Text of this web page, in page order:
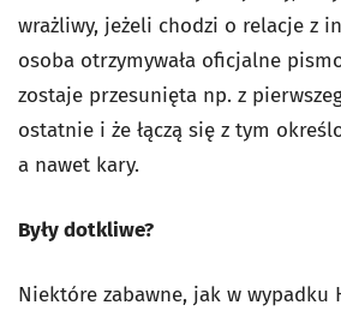
wrażliwy, jeżeli chodzi o relacje z
osoba otrzymywała oficjalne
zostaje przesunięta np. z
ostatnie i że łączą się z tym
a nawet kary.
Były dotkliwe?
Niektóre zabawne, jak w wypadku